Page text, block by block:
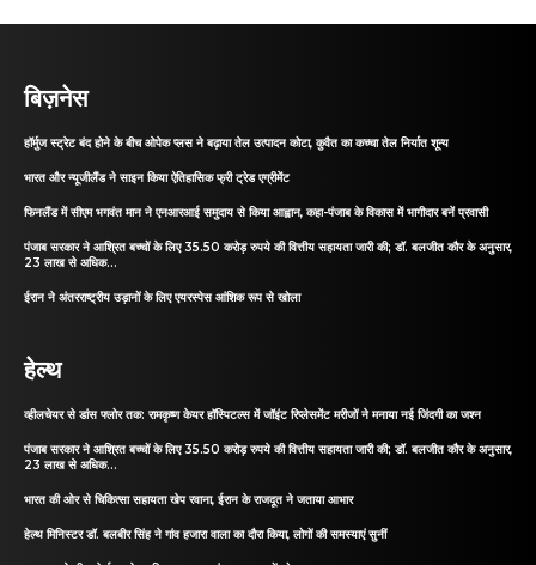
बिज़नेस
हॉर्मुज स्ट्रेट बंद होने के बीच ओपेक प्लस ने बढ़ाया तेल उत्पादन कोटा, कुवैत का कच्चा तेल निर्यात शून्य
भारत और न्यूजीलैंड ने साइन किया ऐतिहासिक फ्री ट्रेड एग्रीमेंट
फिनलैंड में सीएम भगवंत मान ने एनआरआई समुदाय से किया आह्वान, कहा-पंजाब के विकास में भागीदार बनें प्रवासी
पंजाब सरकार ने आश्रित बच्चों के लिए 35.50 करोड़ रुपये की वित्तीय सहायता जारी की; डॉ. बलजीत कौर के अनुसार,
23 लाख से अधिक...
ईरान ने अंतरराष्ट्रीय उड़ानों के लिए एयरस्पेस आंशिक रूप से खोला
हेल्थ
व्हीलचेयर से डांस फ्लोर तक: रामकृष्ण केयर हॉस्पिटल्स में जॉइंट रिप्लेसमेंट मरीजों ने मनाया नई जिंदगी का जश्न
पंजाब सरकार ने आश्रित बच्चों के लिए 35.50 करोड़ रुपये की वित्तीय सहायता जारी की; डॉ. बलजीत कौर के अनुसार,
23 लाख से अधिक...
भारत की ओर से चिकित्सा सहायता खेप रवाना, ईरान के राजदूत ने जताया आभार
हेल्थ मिनिस्टर डॉ. बलबीर सिंह ने गांव हजारा वाला का दौरा किया, लोगों की समस्याएं सुनीं